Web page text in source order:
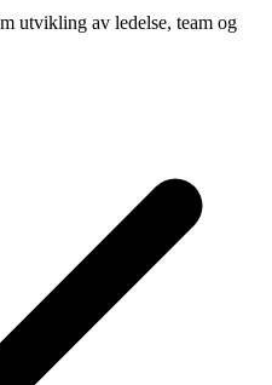
utvikling av ledelse, team og